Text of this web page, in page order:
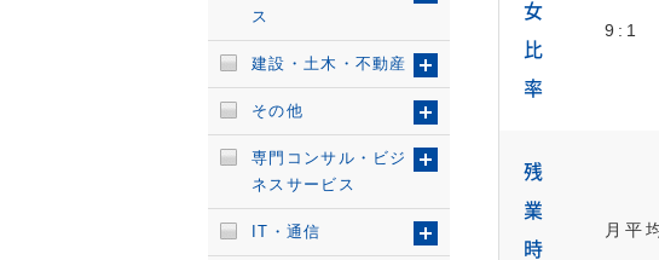
女
比
率
9:1
残
業
時
月平
ス
建設・土木・不動産
その他
専門コンサル・ビジ
ネスサービス
IT・通信